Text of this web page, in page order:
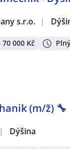
s.r.o. |
70 000 Kč
(m/ž) 🔧
| Dýšina